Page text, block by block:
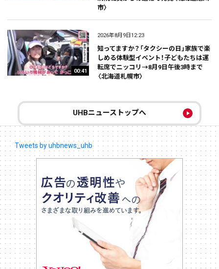
市〉
00:41
2026年8月9日12:23
知ってますか？「タクシーの日」家族で楽
しめる体験型イベント！子どもたちは運
転席でニッコリ→8月9日午後3時まで
〈北海道札幌市〉
UHBニューストップへ
Tweets by uhbnews_uhb